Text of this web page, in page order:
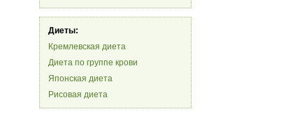
Диеты:
Кремлевская диета
Диета по группе крови
Японская диета
Рисовая диета